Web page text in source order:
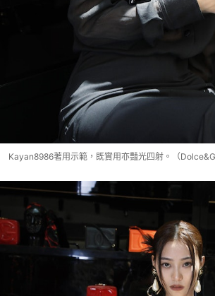
Kayan8986著用示範，既實用亦豔光四射。（